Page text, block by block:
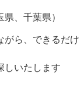
、千葉県）
ら、できるだけ
いたします